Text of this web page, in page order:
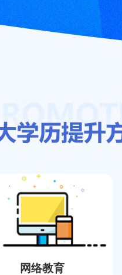
网络教育